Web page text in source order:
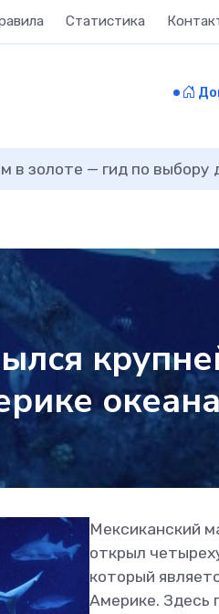
Статистика
в золоте — гид по
Мексиканский
открыл
который
Америке. Здесь